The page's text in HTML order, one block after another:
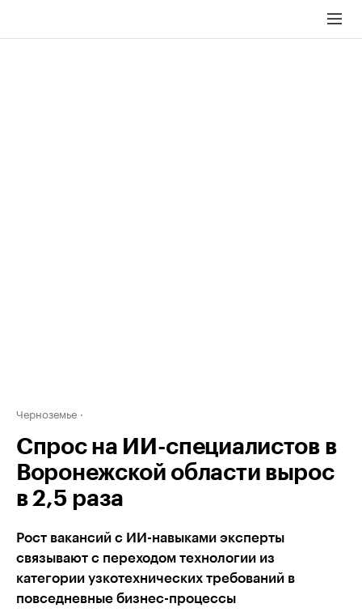
Черноземье
Спрос на ИИ-специалистов в
Воронежской области вырос
в 2,5 раза
Рост вакансий с ИИ-навыками эксперты
связывают с переходом технологии из
категории узкотехнических требований в
повседневные бизнес-процессы